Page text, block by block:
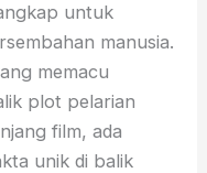
untuk
manusia.
memacu
plot pelarian
film, ada
unik di balik